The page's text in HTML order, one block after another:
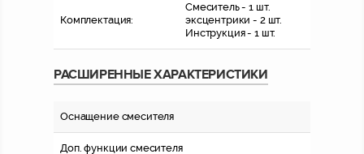
Комплектация:
Смеситель - 1 шт.
эксцентрики - 2 шт.
Инструкция - 1 шт.
РАСШИРЕННЫЕ ХАРАКТЕРИСТИКИ
Оснащение смесителя
Доп. функции смесителя